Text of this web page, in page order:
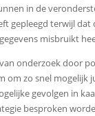
in de
gepleegd terwijl dat
misbruikt
onderzoek door
om zo snel mogelijk
gevolgen in
besproken